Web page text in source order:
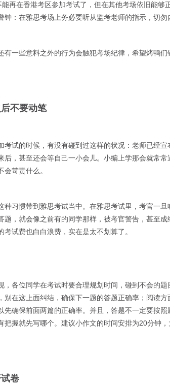
再在香港考区参加考试了，但在其他考场依旧能够
钟：在雅思考场上务必要听从监考老师的指示，切勿
有一些意料之外的行为会触犯考场纪律，希望烤鸭们
不要动笔
考试的时候，有没有碰到过这样的状况：老师已经
后，甚至还会等自己一小会儿。小编上学那会就常
苛责什么。
种习惯带到雅思考试当中。在雅思考试里，考官一
题，就会像之前有的同学那样，被考官警告，甚至
考试费也白白浪费，实在是太不划算了。
，各位同学在考试时要合理规划时间，碰到不会的
别在这上面纠结，确保下一题的答题正确率；阅读
先确保前面两篇的正确率。并且，答题不一定要按
把握就先写哪个。建议小作文的时间安排为20分钟，
卷